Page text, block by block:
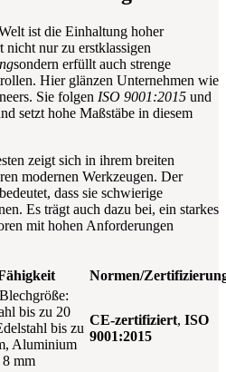
ist die Einhaltung hoher
nicht nur zu erstklassigen
sondern erfüllt auch strenge
Hier glänzen Unternehmen wie
Sie folgen ISO 9001:2015 und
setzt hohe Maßstäbe in diesem
zeigt sich in ihrem breiten
modernen Werkzeugen. Der
dass sie schwierige
Es trägt auch dazu bei, ein starkes
mit hohen Anforderungen
Normen/
bis zu 20
bis zu
Aluminium
mm
CE-zertifiziert, ISO
9001:2015